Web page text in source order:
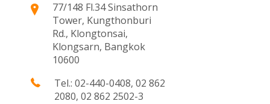
77/148 Fl.34 Sinsathorn
Tower, Kungthonburi
Rd., Klongtonsai,
Klongsarn, Bangkok
10600
Tel.: 02-440-0408, 02 862
2080, 02 862 2502-3